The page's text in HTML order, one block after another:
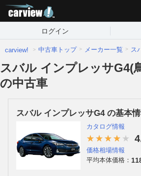
ログイン
carview! 中古車トップ メーカー一覧 ス
スバル インプレッサG4(
の中古車
スバル インプレッサG4 の基本
カタログ情報
価格相場情報
平均本体価格：